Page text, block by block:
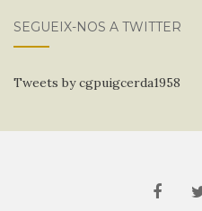
SEGUEIX-NOS A TWITTER
Tweets by cgpuigcerda1958